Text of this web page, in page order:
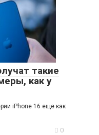
такие
как у
iPhone 16 еще как
0